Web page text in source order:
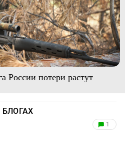
России потери растут
1